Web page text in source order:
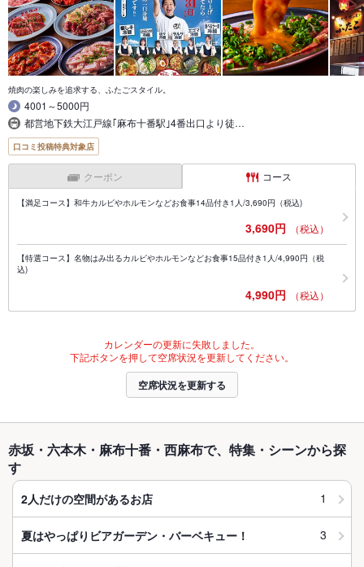
焼肉の楽しみを追求する、ふたごスタイル。
4001～5000円
都営地下鉄大江戸線｢麻布十番駅｣4番出口より徒…
口コミ投稿特典対象店
クーポン コース
【満足コース】和牛カルビやホルモンなどお食事14品付き1人/3,690円（税込)
3,690円 （税込）
【特選コース】名物はみ出るカルビやホルモンなどお食事15品付き1人/4,990円（税
込)
4,990円 （税込）
カレンダーの更新に失敗しました。
下記ボタンを押して空席状況を更新してください。
空席状況を更新する
赤坂・六本木・麻布十番・西麻布で、特集・シーンから探
す
2人だけの空間があるお店 1
夏はやっぱりビアガーデン・バーベキュー！ 3